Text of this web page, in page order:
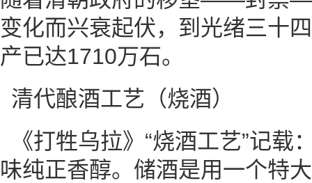
变化而兴衰起伏，到光绪三十
产已达1710万石。
清代酿酒工艺（烧酒）
《打牲乌拉》“烧酒工艺”记
味纯正香醇。储酒是用一个特